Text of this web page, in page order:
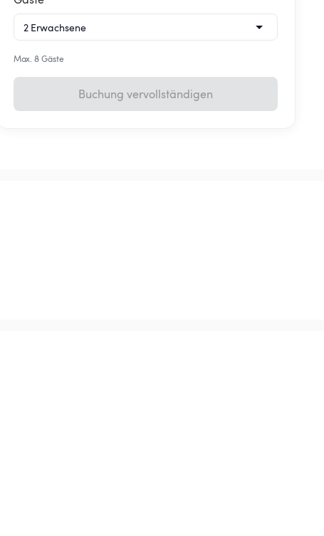
Max. 8 Gäste
Buchung vervollständigen